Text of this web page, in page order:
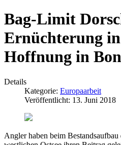
Bag-Limit
Ernüchterung
Hoffnung in
Details
Kategorie: Europaarbeit
Veröffentlicht: 13. Juni 2018
Angler haben beim